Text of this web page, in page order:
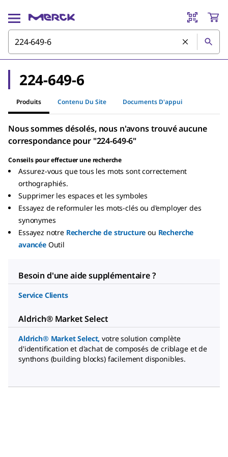
224-649-6
Produits Contenu Du Site Documents D'appui
Nous sommes désolés, nous n'avons trouvé aucune
correspondance pour "224-649-6"
Conseils pour effectuer une recherche
Assurez-vous que tous les mots sont correctement
orthographiés.
Supprimer les espaces et les symboles
Essayez de reformuler les mots-clés ou d'employer des
synonymes
Essayez notre Recherche de structure ou Recherche
avancée Outil
Besoin d'une aide supplémentaire ?
Service Clients
Aldrich® Market Select
Aldrich® Market Select, votre solution complète
d'identification et d'achat de composés de criblage et de
synthons (building blocks) facilement disponibles.